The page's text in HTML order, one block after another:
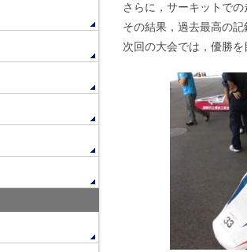
さらに，サーキットで
その結果，過去最高の
次回の大会では，優勝